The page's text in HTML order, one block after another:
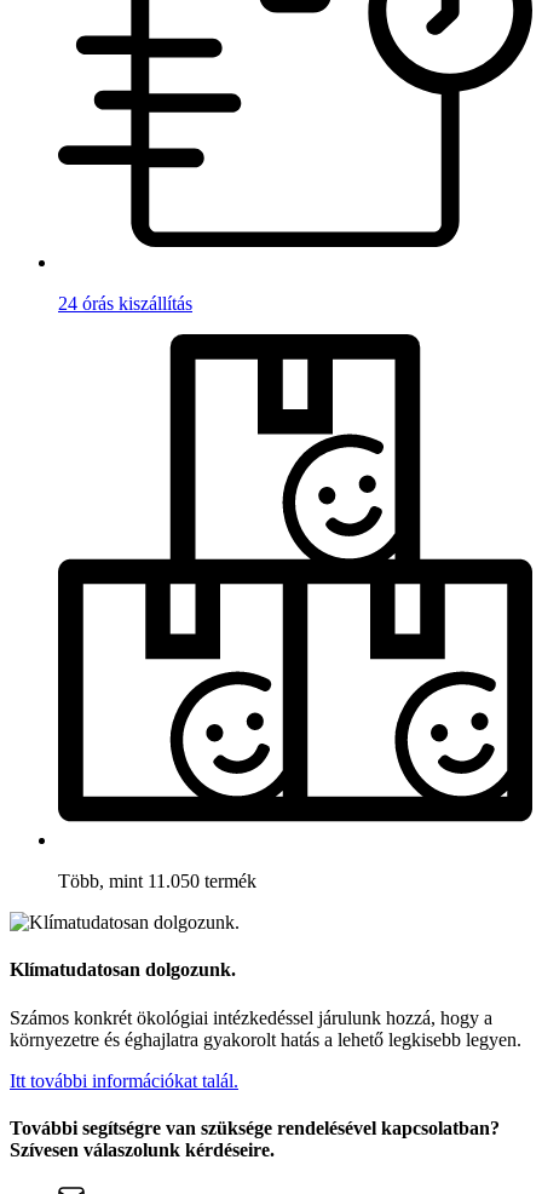
24 órás kiszállítás
Több, mint 11.050 termék
Klímatudatosan dolgozunk.
Számos konkrét ökológiai intézkedéssel járulunk hozzá, hogy a
környezetre és éghajlatra gyakorolt hatás a lehető legkisebb legyen.
Itt további információkat talál.
További segítségre van szüksége rendelésével kapcsolatban?
Szívesen válaszolunk kérdéseire.